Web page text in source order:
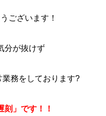
ございます！
分が抜けず
務をしております?
刻」です！！